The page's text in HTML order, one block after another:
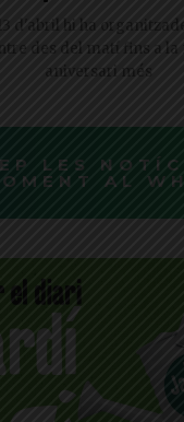
d'abril hi ha
des del matí fins a
aniversari més
LES
AL